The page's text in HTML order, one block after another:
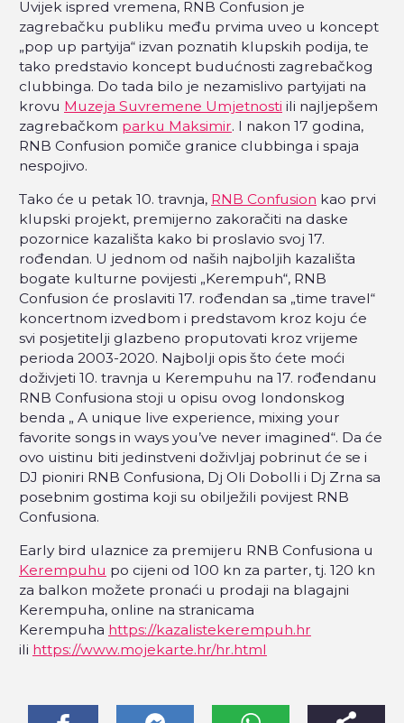
Uvijek ispred vremena, RNB Confusion je
zagrebačku publiku među prvima uveo u koncept
„pop up partyija“ izvan poznatih klupskih podija, te
tako predstavio koncept budućnosti zagrebačkog
clubbinga. Do tada bilo je nezamislivo partyijati na
krovu Muzeja Suvremene Umjetnosti ili najljepšem
zagrebačkom parku Maksimir. I nakon 17 godina,
RNB Confusion pomiče granice clubbinga i spaja
nespojivo.
Tako će u petak 10. travnja, RNB Confusion kao prvi
klupski projekt, premijerno zakoračiti na daske
pozornice kazališta kako bi proslavio svoj 17.
rođendan. U jednom od naših najboljih kazališta
bogate kulturne povijesti „Kerempuh“, RNB
Confusion će proslaviti 17. rođendan sa „time travel“
koncertnom izvedbom i predstavom kroz koju će
svi posjetitelji glazbeno proputovati kroz vrijeme
perioda 2003-2020. Najbolji opis što ćete moći
doživjeti 10. travnja u Kerempuhu na 17. rođendanu
RNB Confusiona stoji u opisu ovog londonskog
benda „ A unique live experience, mixing your
favorite songs in ways you’ve never imagined“. Da će
ovo uistinu biti jedinstveni doživljaj pobrinut će se i
DJ pioniri RNB Confusiona, Dj Oli Dobolli i Dj Zrna sa
posebnim gostima koji su obilježili povijest RNB
Confusiona.
Early bird ulaznice za premijeru RNB Confusiona u
Kerempuhu po cijeni od 100 kn za parter, tj. 120 kn
za balkon možete pronaći u prodaji na blagajni
Kerempuha, online na stranicama
Kerempuha https://kazalistekerempuh.hr
ili https://www.mojekarte.hr/hr.html